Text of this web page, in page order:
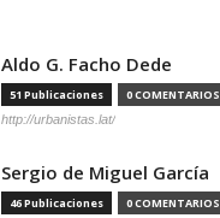
Aldo G. Facho Dede
51 Publicaciones 0 COMENTARIOS
http://urbanistas.lat/
Sergio de Miguel García
46 Publicaciones 0 COMENTARIOS